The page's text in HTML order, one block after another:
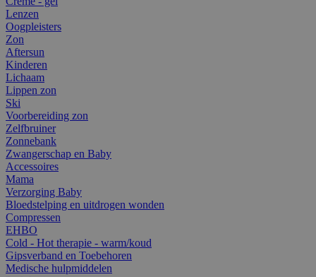
Lenzen
Oogpleisters
Zon
Aftersun
Kinderen
Lichaam
Lippen zon
Ski
Voorbereiding zon
Zelfbruiner
Zonnebank
Zwangerschap en Baby
Accessoires
Mama
Verzorging Baby
Bloedstelping en uitdrogen wonden
Compressen
EHBO
Cold - Hot therapie - warm/koud
Gipsverband en Toebehoren
Medische hulpmiddelen